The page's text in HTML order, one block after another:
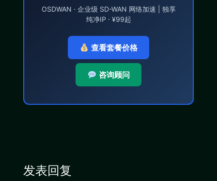
OSDWAN · 企业级 SD-WAN 网络加速 | 独享
纯净IP · ¥99起
查看套餐价格
咨询顾问
发表回复